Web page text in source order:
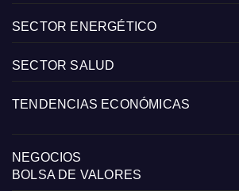
SECTOR ENERGÉTICO
SECTOR SALUD
TENDENCIAS ECONÓMICAS
NEGOCIOS
BOLSA DE VALORES